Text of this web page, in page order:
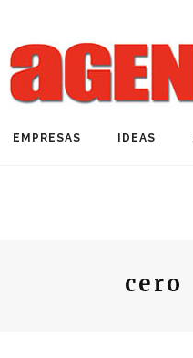
EMPRESAS IDEAS
cero